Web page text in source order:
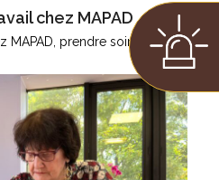
chez MAPAD
MAPAD, prendre soin de…